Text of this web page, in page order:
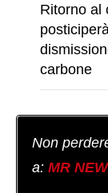
Ritorno al
carbone
Non
a: MR